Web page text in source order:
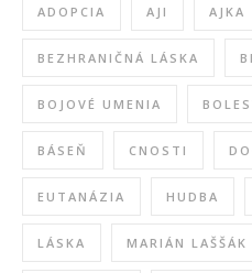
ADOPCIA AJI AJKA
BEZHRANIČNÁ LÁSKA
BOJOVÉ UMENIA
BÁSEŇ CNOSTI
EUTANÁZIA HUDBA
LÁSKA MARIÁN LAŠŠÁK